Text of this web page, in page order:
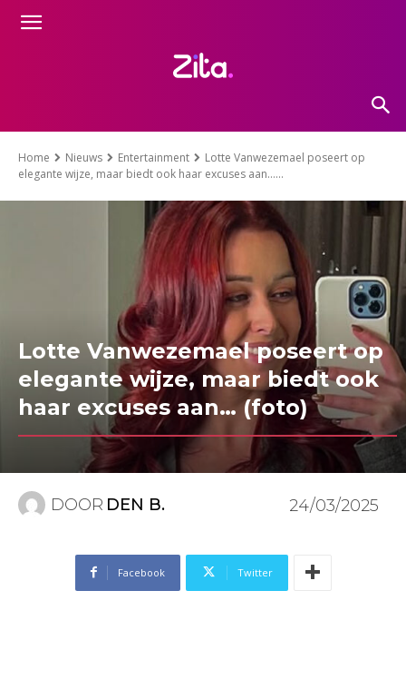
Home Nieuws Entertainment
Lotte Vanwezemael poseert op
elegante wijze, maar biedt ook haar excuses aan…...
Lotte Vanwezemael poseert op
elegante wijze, maar biedt ook
haar excuses aan… (foto)
DOOR DEN B. 24/03/2025
Facebook Twitter